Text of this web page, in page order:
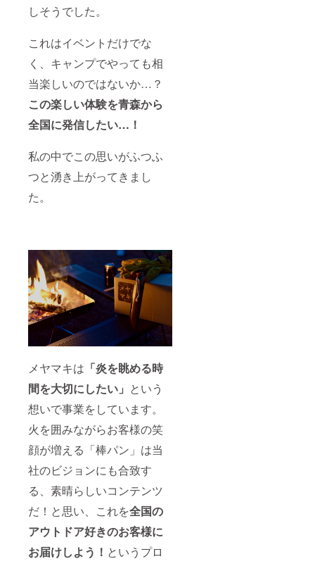
しそうでした。
これはイベントだけでな
く、キャンプでやっても相
当楽しいのではないか…？
この楽しい体験を青森から
全国に発信したい…！
私の中でこの思いがふつふ
つと湧き上がってきまし
た。
メヤマキは 「炎を眺める時
間を大切にしたい」 という
想いで事業をしています。
火を囲みながらお客様の笑
顔が増える「棒パン」は当
社のビジョンにも合致す
る、素晴らしいコンテンツ
だ！と思い、これを全国の
アウトドア好きのお客様に
お届けしよう！ というプロ